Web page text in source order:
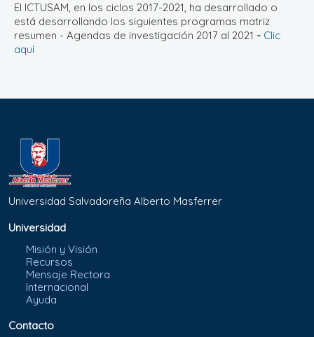
El ICTUSAM, en los ciclos 2017-2021, ha desarrollado o
está desarrollando los siguientes programas matriz
resumen - Agendas de investigación 2017 al 2021 - Clic
aquí
Universidad Salvadoreña Alberto Masferrer
Universidad
Misión y Visión
Recursos
Mensaje Rectora
Internacional
Ayuda
Contacto